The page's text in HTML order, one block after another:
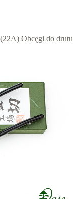
(22A) Obcęgi do drutu